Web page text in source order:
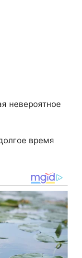
невероятное
время